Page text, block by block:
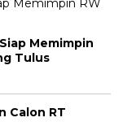
Memimpin
Tulus
Calon RT